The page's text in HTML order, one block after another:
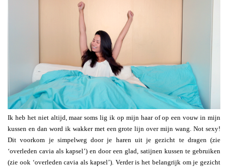
Ik heb het niet altijd, maar soms lig ik op mijn haar of op een vouw in mijn
kussen en dan word ik wakker met een grote lijn over mijn wang. Not sexy!
Dit voorkom je simpelweg door je haren uit je gezicht te dragen (zie
‘overleden cavia als kapsel’) en door een glad, satijnen kussen te gebruiken
(zie ook ‘overleden cavia als kapsel’). Verder is het belangrijk om je gezicht